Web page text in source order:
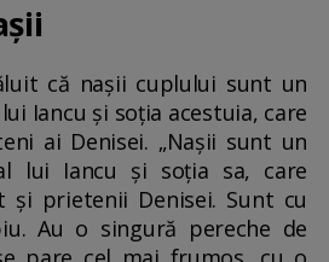
că nașii cuplului sunt un
Iancu și soția acestuia, care
ai Denisei. „Nașii sunt un
lui Iancu și soția sa, care
și prietenii Denisei. Sunt cu
Au o singură pereche de